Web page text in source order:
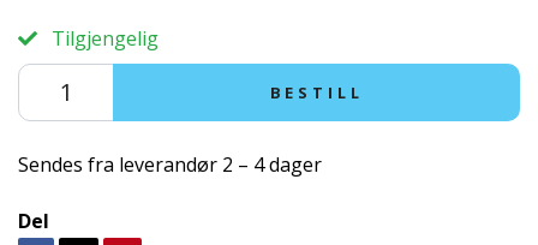
Tilgjengelig
BESTILL
Sendes fra leverandør 2 – 4 dager
Del